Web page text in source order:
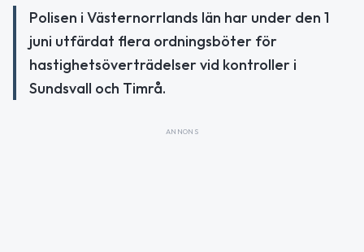
Polisen i Västernorrlands län har under den 1
juni utfärdat flera ordningsböter för
hastighetsöverträdelser vid kontroller i
Sundsvall och Timrå.
ANNONS